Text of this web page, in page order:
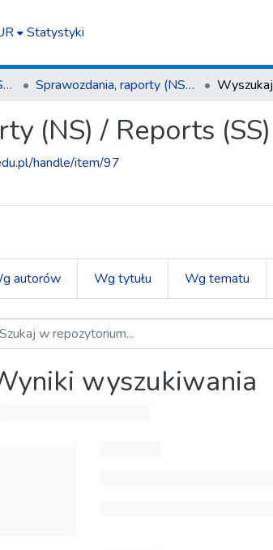
Statystyki
Nauki Społeczne / Social Sciences Sprawozdania, raporty (NS) / Reports (SS) Wyszukaj
(NS) / Reports (SS)
handle/item/97
autorów Wg tytułu Wg tematu
wyszukiwania